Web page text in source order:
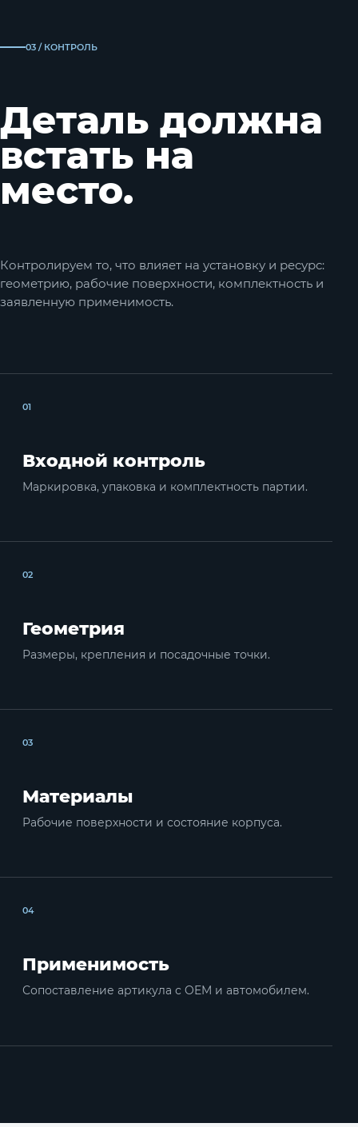
03 / КОНТРОЛЬ
Деталь должна
встать на
место.
Контролируем то, что влияет на установку и ресурс:
геометрию, рабочие поверхности, комплектность и
заявленную применимость.
01
Входной контроль
Маркировка, упаковка и комплектность партии.
02
Геометрия
Размеры, крепления и посадочные точки.
03
Материалы
Рабочие поверхности и состояние корпуса.
04
Применимость
Сопоставление артикула с OEM и автомобилем.